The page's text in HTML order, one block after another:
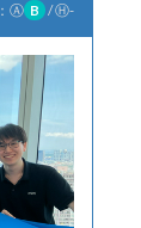
Ⓐ B /Ⓗ-